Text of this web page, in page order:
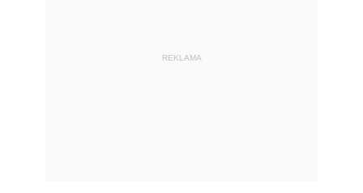
REKLAMA